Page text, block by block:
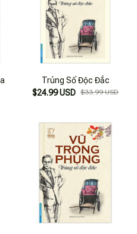
Trúng Số Độc Đắc
$24.99 USD $33.99 USD